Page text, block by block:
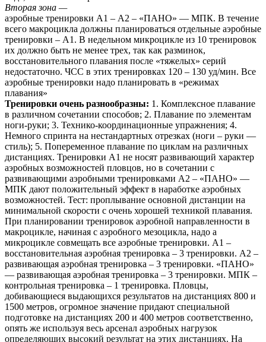
Вторая зона —
аэробные тренировки А1 – А2 – «ПАНО» — МПК. В течение
всего макроцикла должны планироваться отдельные аэробные
тренировки – А1. В недельном микроцикле из 10 тренировок
их должно быть не менее трех, так как разминок,
восстановительного плавания после «тяжелых» серий
недостаточно. ЧСС в этих тренировках 120 – 130 уд/мин. Все
аэробные тренировки надо планировать в «режимах
плавания»
Тренировки очень разнообразны: 1. Комплексное плавание
в различном сочетании способов; 2. Плавание по элементам
ноги-руки; 3. Технико-координационные упражнения; 4.
Немного спринта на нестандартных отрезках (ноги – руки —
стиль); 5. Попеременное плавание по циклам на различных
дистанциях. Тренировки А1 не носят развивающий характер
аэробных возможностей пловцов, но в сочетании с
развивающими аэробными тренировками А2 – «ПАНО» —
МПК дают положительный эффект в наработке аэробных
возможностей. Тест: проплывание основной дистанции на
минимальной скорости с очень хорошей техникой плавания.
При планировании тренировок аэробной направленности в
макроцикле, начиная с аэробного мезоцикла, надо а
микроцикле совмещать все аэробные тренировки. А1 –
восстановительная аэробная тренировка – 3 тренировки. А2 –
развивающая аэробная тренировка – 3 тренировки. «ПАНО»
— развивающая аэробная тренировка – 3 тренировки. МПК –
контрольная тренировка – 1 тренировка. Пловцы,
добивающиеся выдающихся результатов на дистанциях 800 и
1500 метров, огромное значение придают специальной
подготовке на дистанциях 200 и 400 метров соответственно,
опять же используя весь арсенал аэробных нагрузок
определяющих высокий результат на этих дистанциях. На